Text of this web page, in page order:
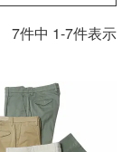
7件中 1-7件表示